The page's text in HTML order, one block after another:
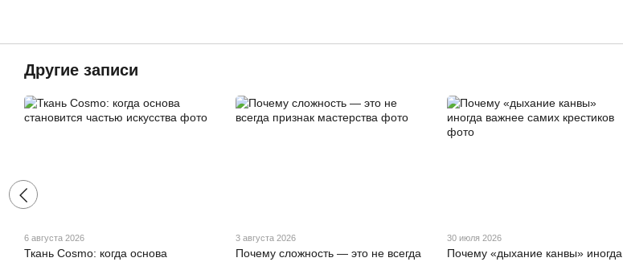
Другие записи
6 августа 2026
Ткань Cosmo: когда основа
3 августа 2026
Почему сложность — это не всегда
30 июля 2026
Почему «дыхание канвы» иногда